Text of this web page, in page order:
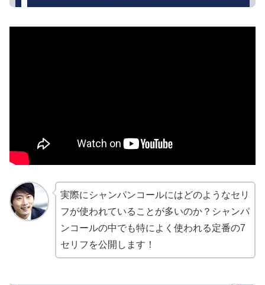
実際にシャンパンコールにはどのようなセリ
フが使われていることが多いのか？シャンパ
ンコールの中でも特によく使われる定番の7
セリフを公開します！